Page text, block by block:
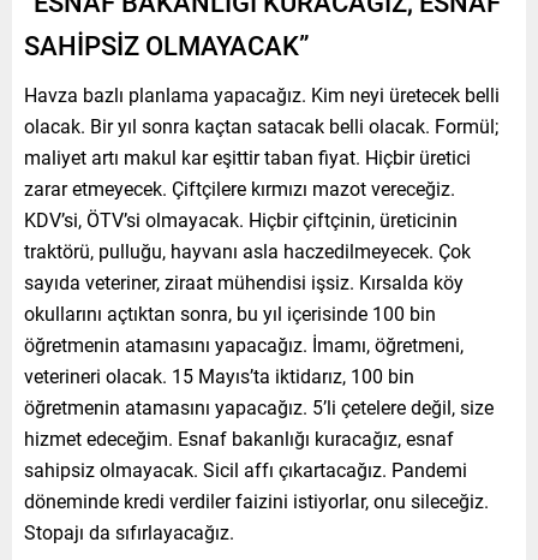
SAHİPSİZ OLMAYACAK”
Havza bazlı planlama yapacağız. Kim neyi üretecek belli
olacak. Bir yıl sonra kaçtan satacak belli olacak. Formül;
maliyet artı makul kar eşittir taban fiyat. Hiçbir üretici
zarar etmeyecek. Çiftçilere kırmızı mazot vereceğiz.
KDV’si, ÖTV’si olmayacak. Hiçbir çiftçinin, üreticinin
traktörü, pulluğu, hayvanı asla haczedilmeyecek. Çok
sayıda veteriner, ziraat mühendisi işsiz. Kırsalda köy
okullarını açtıktan sonra, bu yıl içerisinde 100 bin
öğretmenin atamasını yapacağız. İmamı, öğretmeni,
veterineri olacak. 15 Mayıs’ta iktidarız, 100 bin
öğretmenin atamasını yapacağız. 5’li çetelere değil, size
hizmet edeceğim. Esnaf bakanlığı kuracağız, esnaf
sahipsiz olmayacak. Sicil affı çıkartacağız. Pandemi
döneminde kredi verdiler faizini istiyorlar, onu sileceğiz.
Stopajı da sıfırlayacağız.